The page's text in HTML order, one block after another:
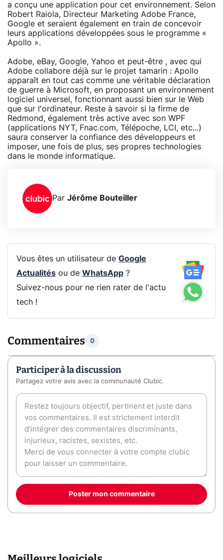
a conçu une application pour cet environnement. Selon
Robert Raiola, Directeur Marketing Adobe France,
Google et seraient également en train de concevoir
leurs applications développées sous le programme «
Apollo ».
Adobe, eBay, Google, Yahoo et peut-être , avec qui
Adobe collabore déjà sur le projet tamarin : Apollo
apparaît en tout cas comme une véritable déclaration
de guerre à Microsoft, en proposant un environnement
logiciel universel, fonctionnant aussi bien sur le Web
que sur l'ordinateur. Reste à savoir si la firme de
Redmond, également très active avec son WPF
(applications NYT, Fnac.com, Télépoche, LCI, etc...)
saura conserver la confiance des développeurs et
imposer, une fois de plus, ses propres technologies
dans le monde informatique.
Par Jérôme Bouteiller
Vous êtes un utilisateur de Google
Actualitésou de WhatsApp?
Suivez-nous pour ne rien rater de l'actu
tech !
Commentaires 0
Participer à la discussion
Partagez votre avis avec la communauté Clubic.
Poster mon commentaire